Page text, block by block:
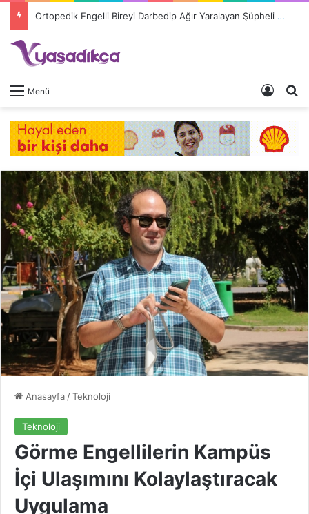
Ortopedik Engelli Bireyi Darbedip Ağır Yaralayan Şüpheli Tutuklandı
Menü Giriş
Anasayfa /Teknoloji
Teknoloji
Görme Engellilerin Kampüs
İçi Ulaşımını Kolaylaştıracak
Uygulama